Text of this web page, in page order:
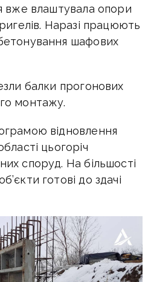
вже влаштувала опори
Наразі працюють
шафових
балки прогонових
монтажу.
відновлення
цьогоріч
споруд. На більшості
готові до здачі